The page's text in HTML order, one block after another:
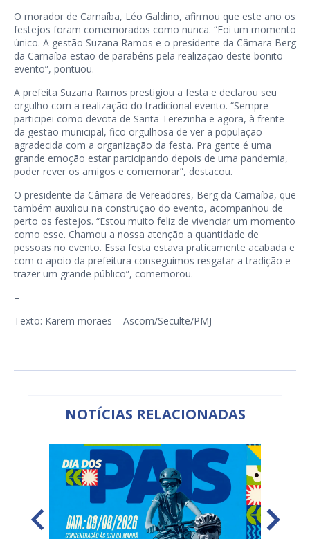
O morador de Carnaíba, Léo Galdino, afirmou que este ano os
festejos foram comemorados como nunca. “Foi um momento
único. A gestão Suzana Ramos e o presidente da Câmara Berg
da Carnaíba estão de parabéns pela realização deste bonito
evento”, pontuou.
A prefeita Suzana Ramos prestigiou a festa e declarou seu
orgulho com a realização do tradicional evento. “Sempre
participei como devota de Santa Terezinha e agora, à frente
da gestão municipal, fico orgulhosa de ver a população
agradecida com a organização da festa. Pra gente é uma
grande emoção estar participando depois de uma pandemia,
poder rever os amigos e comemorar”, destacou.
O presidente da Câmara de Vereadores, Berg da Carnaíba, que
também auxiliou na construção do evento, acompanhou de
perto os festejos. “Estou muito feliz de vivenciar um momento
como esse. Chamou a nossa atenção a quantidade de
pessoas no evento. Essa festa estava praticamente acabada e
com o apoio da prefeitura conseguimos resgatar a tradição e
trazer um grande público”, comemorou.
–
Texto: Karem moraes – Ascom/Seculte/PMJ
NOTÍCIAS RELACIONADAS